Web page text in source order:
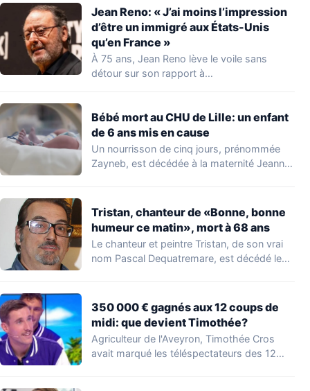
Jean Reno: « J’ai moins l’impression
d’être un immigré aux États-Unis
qu’en France »
À 75 ans, Jean Reno lève le voile sans
détour sur son rapport à…
Bébé mort au CHU de Lille: un enfant
de 6 ans mis en cause
Un nourrisson de cinq jours, prénommée
Zayneb, est décédée à la maternité Jeanne
Tristan, chanteur de «Bonne, bonne
humeur ce matin», mort à 68 ans
Le chanteur et peintre Tristan, de son vrai
nom Pascal Dequatremare, est décédé le…
350 000 € gagnés aux 12 coups de
midi: que devient Timothée?
Agriculteur de l'Aveyron, Timothée Cros
avait marqué les téléspectateurs des 12